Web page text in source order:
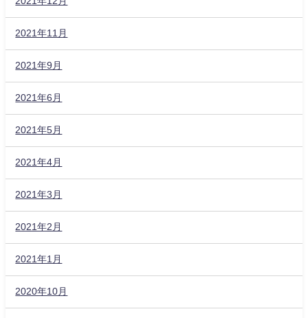
2021年11月
2021年9月
2021年6月
2021年5月
2021年4月
2021年3月
2021年2月
2021年1月
2020年10月